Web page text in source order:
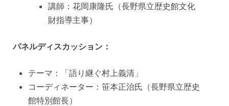
講師：花岡康隆氏（長野県立歴史館文化
財指導主事）
パネルディスカッション：
テーマ：「語り継ぐ村上義清」
コーディネーター：笹本正治氏（長野県立歴史
館特別館長）